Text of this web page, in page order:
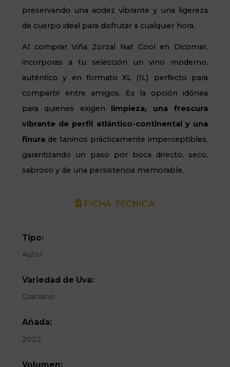
preservando una acidez vibrante y una ligereza
de cuerpo ideal para disfrutar a cualquier hora.
Al comprar Viña Zorzal Nat Cool en Dicomar,
incorporas a tu selección un vino moderno,
auténtico y en formato XL (1L) perfecto para
compartir entre amigos. Es la opción idónea
para quienes exigen limpieza, una frescura
vibrante de perfil atlántico-continental y una
finura de taninos prácticamente imperceptibles,
garantizando un paso por boca directo, seco,
sabroso y de una persistencia memorable.
FICHA TÉCNICA
Tipo:
Autor
Variedad de Uva:
Graciano
Añada:
2022
Volumen: